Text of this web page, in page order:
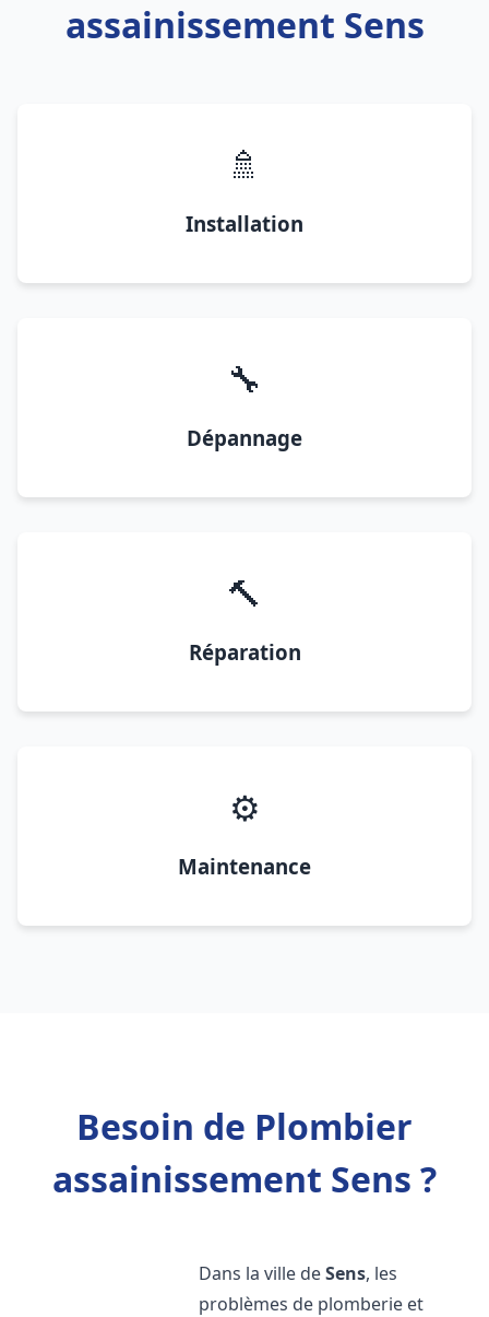
assainissement Sens
🚿
Installation
🔧
Dépannage
🔨
Réparation
⚙️
Maintenance
Besoin de Plombier
assainissement Sens ?
Dans la ville deSens, les
problèmes de plomberie et